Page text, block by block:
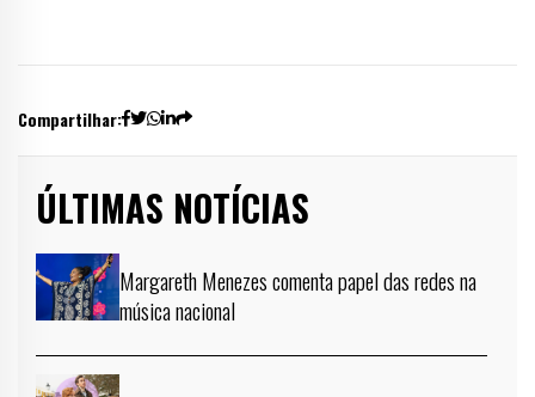
Compartilhar:
ÚLTIMAS NOTÍCIAS
Margareth Menezes comenta papel das redes na
música nacional